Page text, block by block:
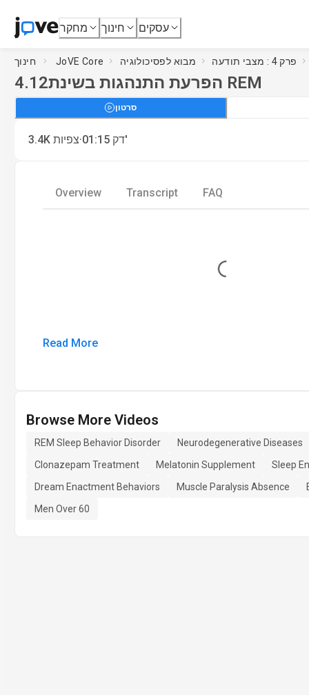
מחקר חינוך עסקים
חינוך JoVE Core מבוא לפסיכולוגיה פרק 4 : מצבי תודעה
4.12 הפרעת התנהגות בשינת REM
סרטון
3.4K צפיות·01:15 דק'
Overview Transcript FAQ
Loading...
Read More
Browse More Videos
REM Sleep Behavior Disorder
Neurodegenerative Diseases
Clonazepam Treatment
Melatonin Supplement
Sleep
Dream Enactment Behaviors
Muscle Paralysis Absence
Men Over 60